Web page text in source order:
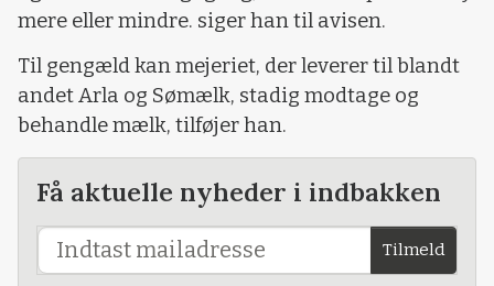
mere eller mindre. siger han til avisen.
Til gengæld kan mejeriet, der leverer til blandt
andet Arla og Sømælk, stadig modtage og
behandle mælk, tilføjer han.
Få aktuelle nyheder i indbakken
Tilmeld